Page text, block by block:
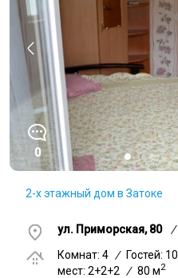
0
2-х этажный дом в Затоке
ул. Приморская, 80 /
Комнат: 4 / Гостей: 10
мест: 2+2+2
/ 80 м2